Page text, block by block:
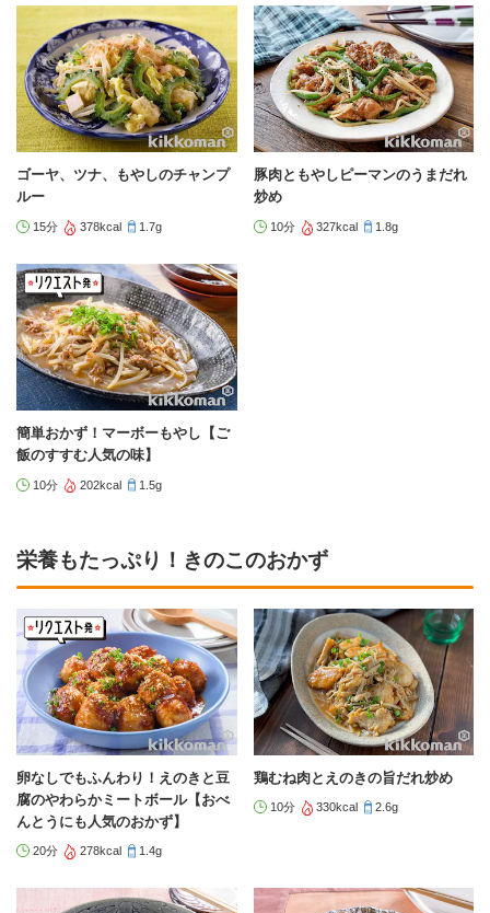
ゴーヤ、ツナ、もやしのチャンプ
ルー
15分 378kcal 1.7g
豚肉ともやしピーマンのうまだれ
炒め
10分 327kcal 1.8g
簡単おかず！マーボーもやし【ご
飯のすすむ人気の味】
10分 202kcal 1.5g
栄養もたっぷり！きのこのおかず
卵なしでもふんわり！えのきと豆
腐のやわらかミートボール【おべ
んとうにも人気のおかず】
20分 278kcal 1.4g
鶏むね肉とえのきの旨だれ炒め
10分 330kcal 2.6g